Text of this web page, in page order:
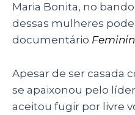
Maria Bonita, no
dessas mulheres pode
documentário
Apesar de ser casada
se apaixonou pelo
aceitou fugir por livre